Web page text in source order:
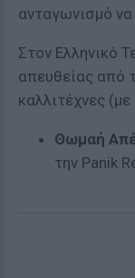
ανταγωνισμό
Στον Ελληνικό
απευθείας από
καλλιτέχνες
Θωμαή
την Panik